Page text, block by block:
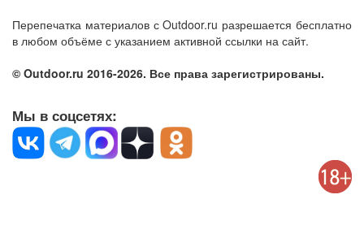
Перепечатка материалов с Outdoor.ru разрешается бесплатно
в любом объёме с указанием активной ссылки на сайт.
© Outdoor.ru 2016-2026. Все права зарегистрированы.
Мы в соцсетях: